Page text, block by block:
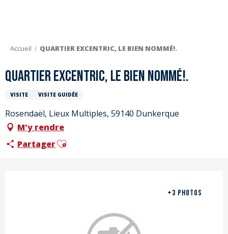
Accueil QUARTIER EXCENTRIC, LE BIEN NOMMÉ!.
QUARTIER EXCENTRIC, LE BIEN NOMMÉ!.
VISITE VISITE GUIDÉE
Rosendaël, Lieux Multiples, 59140 Dunkerque
M'y rendre
PartagerAjouter aux favoris
+3 PHOTOS